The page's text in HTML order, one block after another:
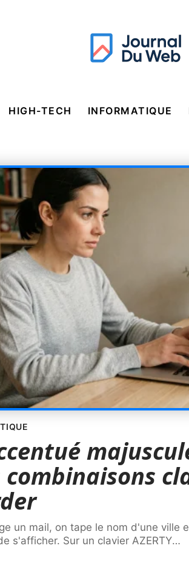
HIGH-TECH INFORMATIQUE
combinaisons
un mail, on tape le nom d'une ville
s'afficher. Sur un clavier AZERTY…